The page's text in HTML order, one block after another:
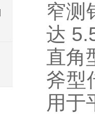
窄测
达
直角
斧型
用于